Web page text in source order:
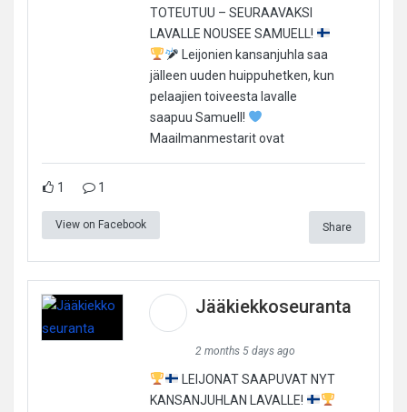
TOTEUTUU – SEURAAVAKSI
LAVALLE NOUSEE SAMUELL!
Leijonien kansanjuhla saa
jälleen uuden huippuhetken, kun
pelaajien toiveesta lavalle
saapuu Samuell!
Maailmanmestarit ovat
1 1
View on Facebook Share
Jääkiekkoseuranta
2 months 5 days ago
LEIJONAT SAAPUVAT NYT
KANSANJUHLAN LAVALLE!